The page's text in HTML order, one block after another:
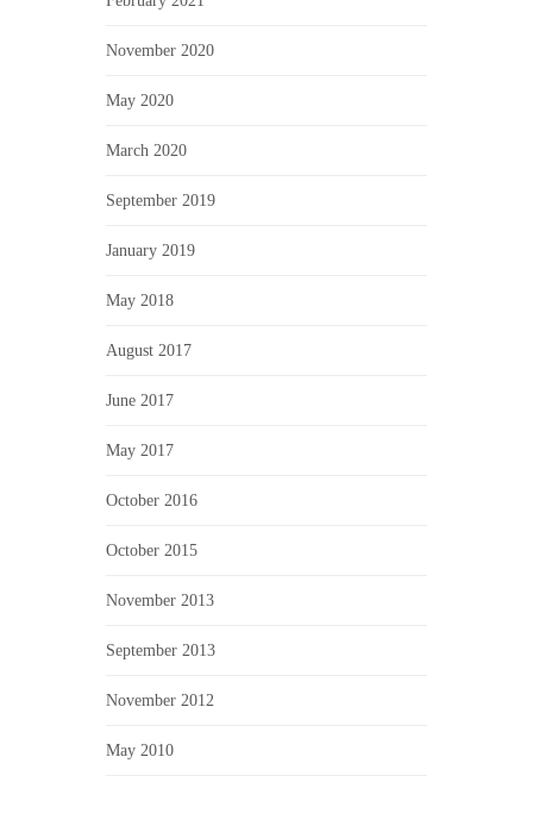
November 2020
May 2020
March 2020
September 2019
January 2019
May 2018
August 2017
June 2017
May 2017
October 2016
October 2015
November 2013
September 2013
November 2012
May 2010